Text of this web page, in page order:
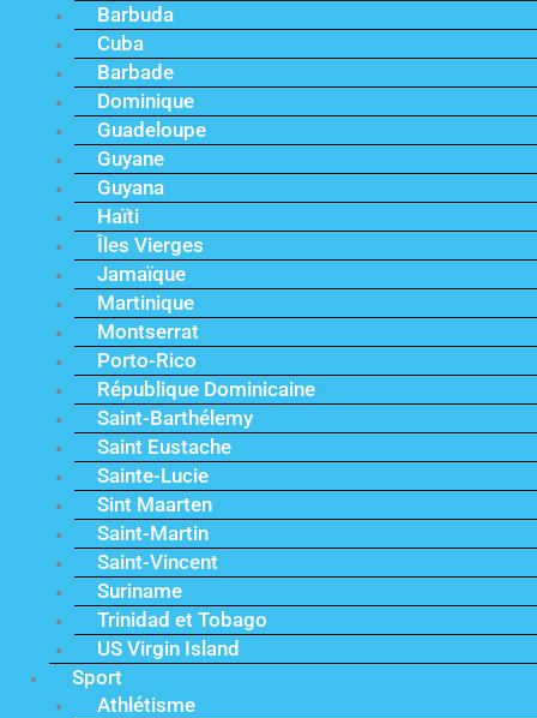
Barbuda
Cuba
Barbade
Dominique
Guadeloupe
Guyane
Guyana
Haïti
Îles Vierges
Jamaïque
Martinique
Montserrat
Porto-Rico
République Dominicaine
Saint-Barthélemy
Saint Eustache
Sainte-Lucie
Sint Maarten
Saint-Martin
Saint-Vincent
Suriname
Trinidad et Tobago
US Virgin Island
Sport
Athlétisme